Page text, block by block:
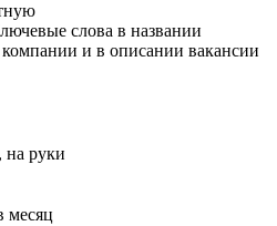
слова в названии
и в описании вакансии
на руки
месяц